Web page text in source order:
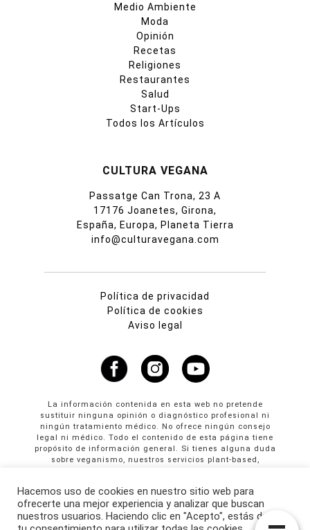
Medio Ambiente
Moda
Opinión
Recetas
Religiones
Restaurantes
Salud
Start-Ups
Todos los Artículos
CULTURA VEGANA
Passatge Can Trona, 23 A
17176 Joanetes, Girona,
España, Europa, Planeta Tierra
info@culturavegana.com
Política de privacidad
Política de cookies
Aviso legal
La información contenida en esta web no pretende
sustituir ninguna opinión o diagnóstico profesional ni
ningún tratamiento médico. No ofrece ningún consejo
legal ni médico. Todo el contenido de esta página tiene
propósito de información general. Si tienes alguna duda
sobre veganismo, nuestros servicios plant-based,
© Copyright 2026 · culturavegana.com · Online since
25/09/2014
Hacemos uso de cookies en nuestro sitio web para
ofrecerte una mejor experiencia y analizar que buscan
nuestros usuarios. Haciendo clic en "Acepto", estás dando